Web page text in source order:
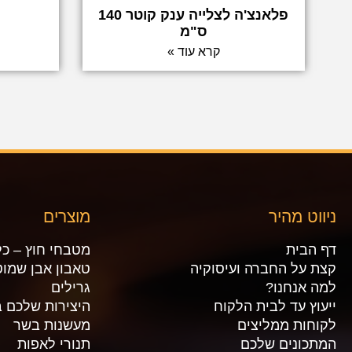
פלאנצ'ה לצלייה ענק קוטר 140
ס"מ
קרא עוד »
ניווט מהיר
דף הבית
קצת על החברה ועיסוקיה
למה אנחנו?
ייעוץ עד לבית הלקוח
לקוחות ממליצים
המתכונים שלכם
מוצרים
מטבחי חוץ –
טאבון אבן
גרילים
היצירות שלכם
מעשנות בשר
תנורי לאפות